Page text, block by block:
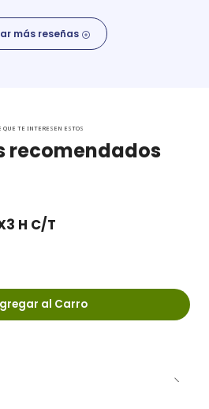
más reseñas
QUE TE INTERESEN ESTOS
recomendados
H C/T
al Carro